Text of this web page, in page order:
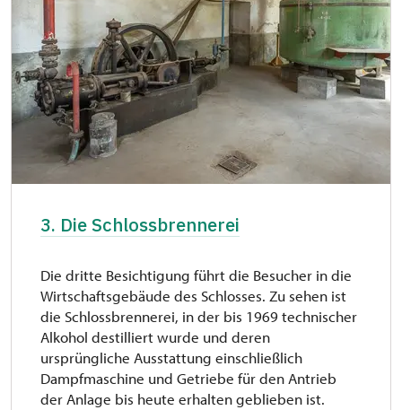
3. Die Schlossbrennerei
Die dritte Besichtigung führt die Besucher in die
Wirtschaftsgebäude des Schlosses. Zu sehen ist
die Schlossbrennerei, in der bis 1969 technischer
Alkohol destilliert wurde und deren
ursprüngliche Ausstattung einschließlich
Dampfmaschine und Getriebe für den Antrieb
der Anlage bis heute erhalten geblieben ist.